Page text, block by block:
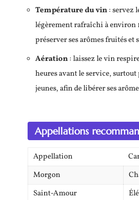
Température du vin: servez
légèrement rafraîchi à environ
préserver ses arômes fruités et
Aération: laissez le vin
heures avant le service,
jeunes, afin de libérer ses
Appellations
Appellation
Morgon
Saint-Amour